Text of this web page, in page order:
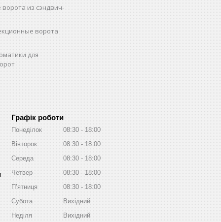
из сэндвич-
ворота
для
Графік роботи
Понеділок 08:30
18:00
Вівторок
08:30
18:00
Середа
08:30
18:00
Четвер
08:30
18:00
Пʼятниця
08:30
18:00
Субота
Вихідний
Неділя
Вихідний